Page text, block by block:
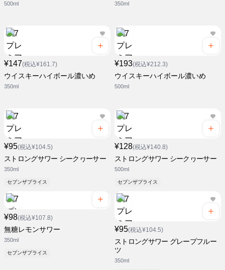
500ml 350ml
¥147(税込¥161.7)
ウイスキーハイボール濃いめ
350ml
¥193(税込¥212.3)
ウイスキーハイボール濃いめ
500ml
¥95(税込¥104.5)
ストロングサワー シークヮーサー
350ml
セブンザプライス
¥128(税込¥140.8)
ストロングサワー シークヮーサー
500ml
セブンザプライス
¥98(税込¥107.8)
無糖レモンサワー
350ml
セブンザプライス
¥95(税込¥104.5)
ストロングサワー グレープフルー
ツ
350ml